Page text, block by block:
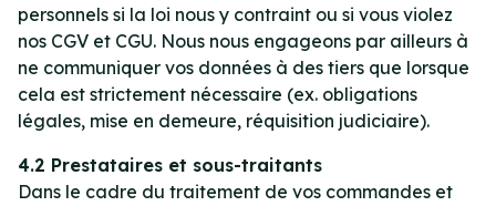
personnels si la loi nous y contraint ou si vous violez
nos CGV et CGU. Nous nous engageons par ailleurs à
ne communiquer vos données à des tiers que lorsque
cela est strictement nécessaire (ex. obligations
légales, mise en demeure, réquisition judiciaire).
4.2 Prestataires et sous-traitants
Dans le cadre du traitement de vos commandes et